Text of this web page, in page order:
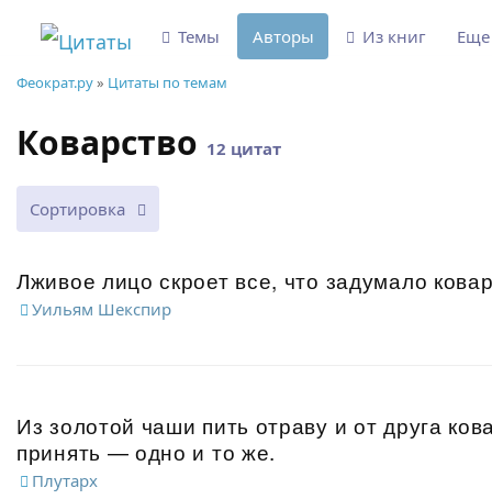
Феократ.ру» Цитаты по темам
Коварство 12 цитат
Сортировка
Лживое лицо скроет все, что задумало
Уильям Шекспир
Из золотой чаши пить отраву и от друга
принять — одно и то же.
Плутарх
Темы Авторы Из книг